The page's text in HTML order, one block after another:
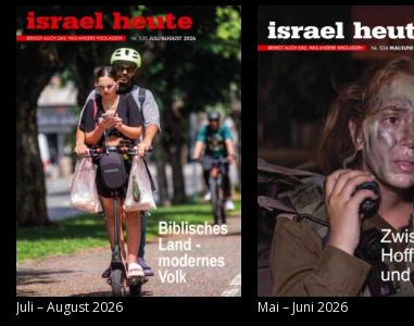
Juli – August 2026 Mai – Juni 2026